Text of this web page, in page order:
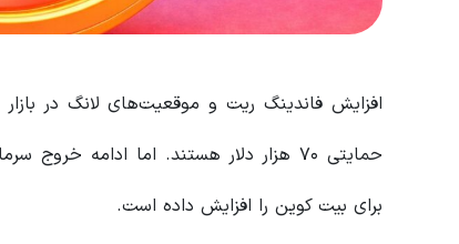
افزایش فاندینگ ریت و موقعیت‌های لانگ در بازار
برای بیت کوین را افزایش داده است.